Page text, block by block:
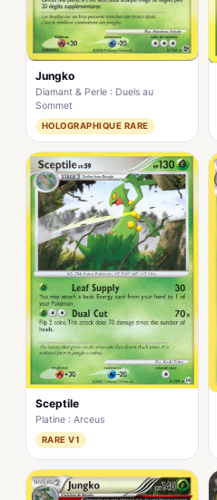
Jungko
Diamant & Perle : Duels au
Sommet
HOLOGRAPHIQUE RARE
Sceptile
Platine : Arceus
RARE V1